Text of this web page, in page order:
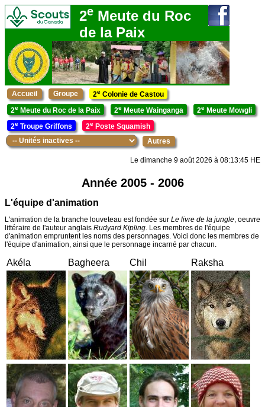
2e Meute du Roc
de la Paix
Accueil Groupe 2e Colonie de Castou
2e Meute du Roc de la Paix 2e Meute Wainganga 2e Meute Mowgli
2e Troupe Griffons 2e Poste Squamish
Autres
Le dimanche 9 août 2026 à 08:13:45 HE
Année 2005 - 2006
L'équipe d'animation
L'animation de la branche louveteau est fondée sur Le livre de la jungle, oeuvre
littéraire de l'auteur anglais Rudyard Kipling. Les membres de l'équipe
d'animation empruntent les noms des personnages. Voici donc les membres de
l'équipe d'animation, ainsi que le personnage incarné par chacun.
Akéla Bagheera Chil Raksha